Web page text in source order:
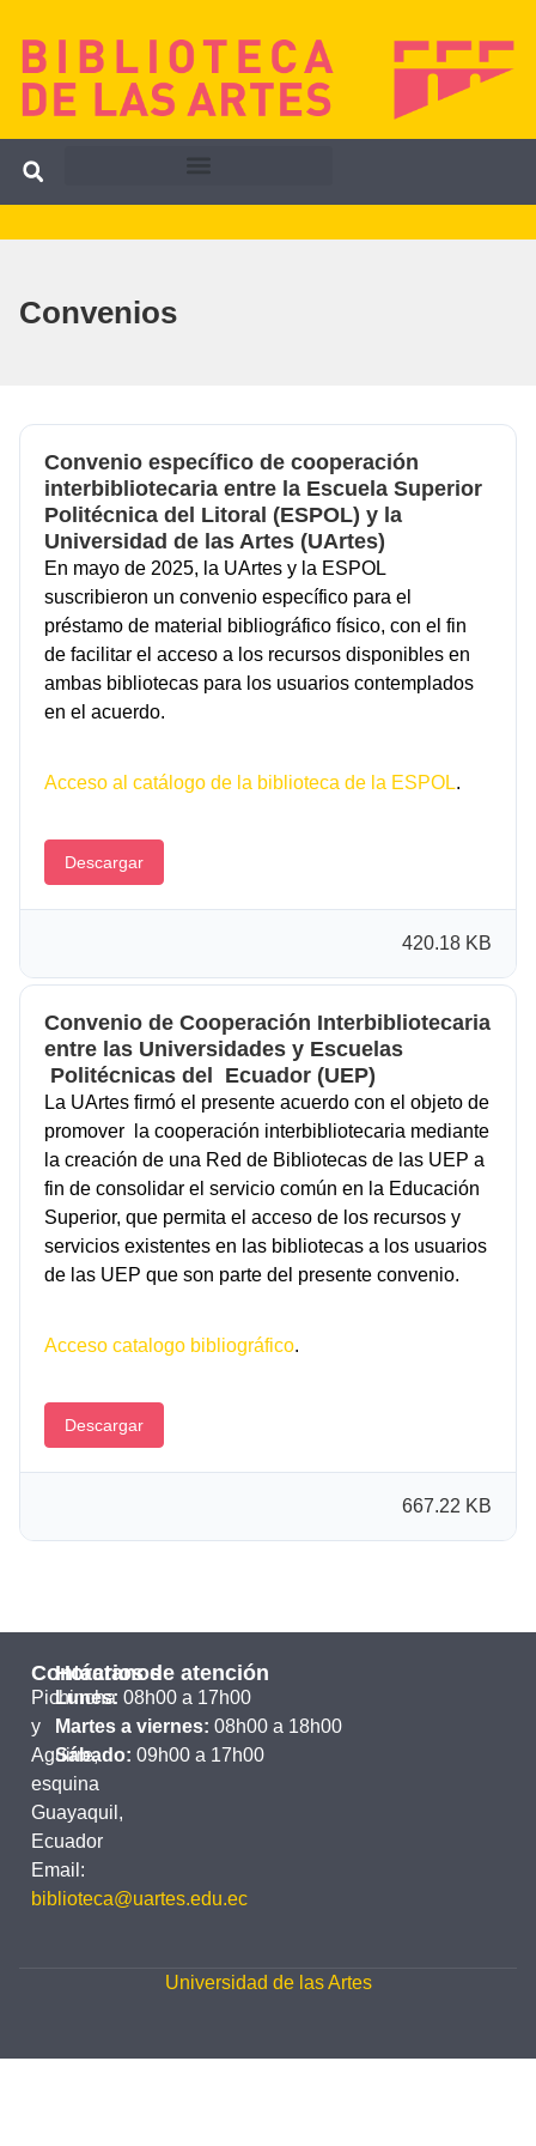
Convenios
Convenio específico de cooperación
interbibliotecaria entre la Escuela Superior
Politécnica del Litoral (ESPOL) y la
Universidad de las Artes (UArtes)
En mayo de 2025, la UArtes y la ESPOL
suscribieron un convenio específico para el
préstamo de material bibliográfico físico, con el fin
de facilitar el acceso a los recursos disponibles en
ambas bibliotecas para los usuarios contemplados
en el acuerdo.
Acceso al catálogo de la biblioteca de la ESPOL.
Descargar
420.18 KB
Convenio de Cooperación Interbibliotecaria
entre las Universidades y Escuelas
Politécnicas del Ecuador (UEP)
La UArtes firmó el presente acuerdo con el objeto de
promover la cooperación interbibliotecaria mediante
la creación de una Red de Bibliotecas de las UEP a
fin de consolidar el servicio común en la Educación
Superior, que permita el acceso de los recursos y
servicios existentes en las bibliotecas a los usuarios
de las UEP que son parte del presente convenio.
Acceso catalogo bibliográfico.
Descargar
667.22 KB
Contáctanos
Pichincha
y
Aguirre,
esquina
Guayaquil,
Ecuador
Email:
biblioteca@uartes.edu.ec
Horarios de atención
Lunes: 08h00 a 17h00
Martes a viernes: 08h00 a 18h00
Sábado: 09h00 a 17h00
Universidad de las Artes